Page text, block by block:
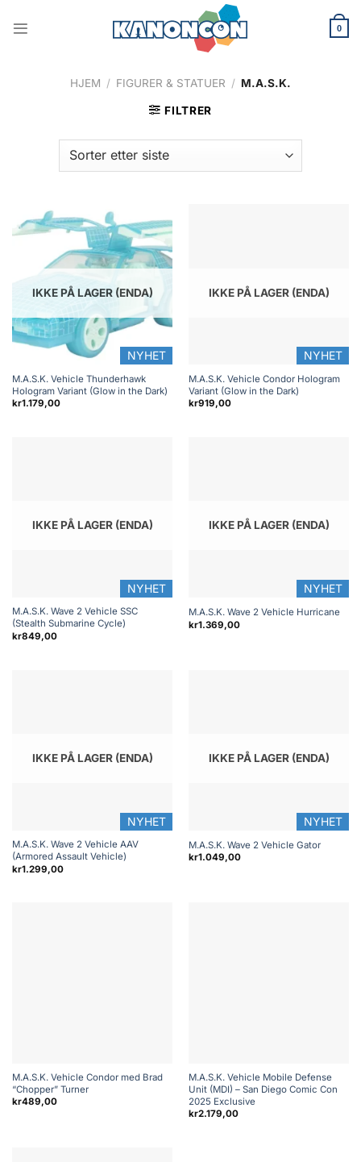
0
HJEM / FIGURER & STATUER / M.A.S.K.
FILTRER
NYHET
IKKE PÅ LAGER (ENDA)
M.A.S.K. Vehicle Thunderhawk
Hologram Variant (Glow in the Dark)
kr1.179,00
NYHET
IKKE PÅ LAGER (ENDA)
M.A.S.K. Vehicle Condor Hologram
Variant (Glow in the Dark)
kr919,00
NYHET
IKKE PÅ LAGER (ENDA)
M.A.S.K. Wave 2 Vehicle SSC
(Stealth Submarine Cycle)
kr849,00
NYHET
IKKE PÅ LAGER (ENDA)
M.A.S.K. Wave 2 Vehicle Hurricane
kr1.369,00
NYHET
IKKE PÅ LAGER (ENDA)
M.A.S.K. Wave 2 Vehicle AAV
(Armored Assault Vehicle)
kr1.299,00
NYHET
IKKE PÅ LAGER (ENDA)
M.A.S.K. Wave 2 Vehicle Gator
kr1.049,00
M.A.S.K. Vehicle Condor med Brad
“Chopper” Turner
kr489,00
M.A.S.K. Vehicle Mobile Defense
Unit (MDI) – San Diego Comic Con
2025 Exclusive
kr2.179,00